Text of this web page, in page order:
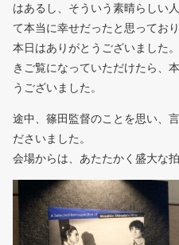
はあるし、そういう素晴らしい
て本当に幸せだったと思っており
本日はありがとうございました
きご覧になっていただけたら、
うございました。
途中、篠田監督のことを思い、
ださいました。
会場からは、あたたかく盛大な